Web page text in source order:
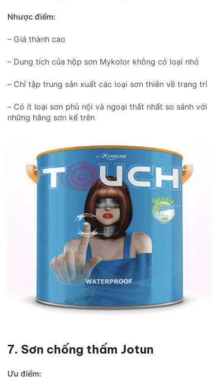
Nhược điểm:
– Giá thành cao
– Dung tích của hộp sơn Mykolor không có loại nhỏ
– Chỉ tập trung sản xuất các loại sơn thiên về trang trí
– Có ít loại sơn phủ nội và ngoại thất nhất so sánh với
những hãng sơn kể trên
7. Sơn chống thấm Jotun
Ưu điểm: